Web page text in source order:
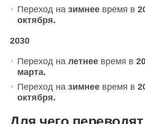
Переход на зимнее время в
октября.
2030
Переход на летнее время в
марта.
Переход на зимнее время в
октября.